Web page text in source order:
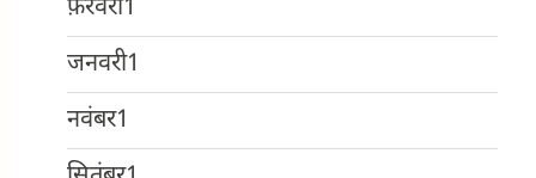
फ़रवरी1
जनवरी1
नवंबर1